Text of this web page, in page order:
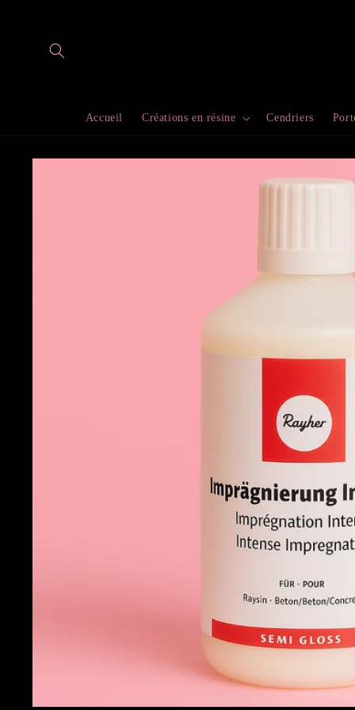
contenu
Accueil Créations en résine Cendriers
Passer aux